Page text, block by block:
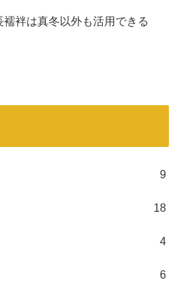
襦袢は真冬以外も活用できる
9
18
4
6